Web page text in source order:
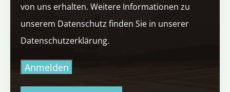
von uns erhalten. Weitere Informationen zu
unserem Datenschutz finden Sie in unserer
Datenschutzerklärung.
Anmelden